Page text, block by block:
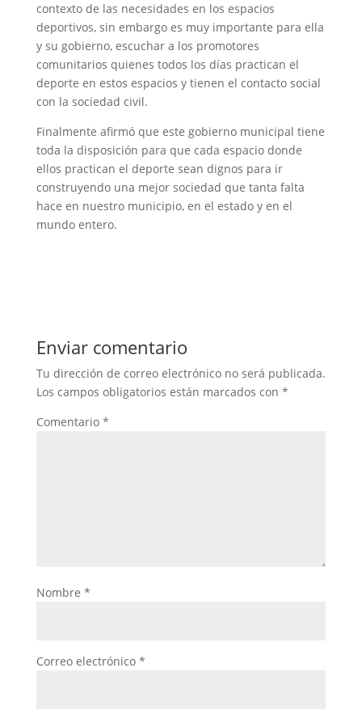
contexto de las necesidades en los espacios
deportivos, sin embargo es muy importante para ella
y su gobierno, escuchar a los promotores
comunitarios quienes todos los días practican el
deporte en estos espacios y tienen el contacto social
con la sociedad civil.
Finalmente afirmó que este gobierno municipal tiene
toda la disposición para que cada espacio donde
ellos practican el deporte sean dignos para ir
construyendo una mejor sociedad que tanta falta
hace en nuestro municipio, en el estado y en el
mundo entero.
Enviar comentario
Tu dirección de correo electrónico no será publicada.
Los campos obligatorios están marcados con *
Comentario *
Nombre *
Correo electrónico *